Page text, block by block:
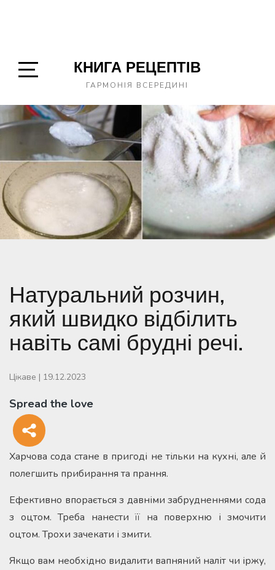
Sidebar
КНИГА РЕЦЕПТІВ
ГАРМОНІЯ ВСЕРЕДИНІ
Натуральний розчин,
який швидко відбілить
навіть самі брудні речі.
Цікаве | 19.12.2023
Spread the love
Харчова сода стане в пригоді не тільки на кухні, але й
полегшить прибирання та прання.
Ефективно впорається з давніми забрудненнями сода
з оцтом. Треба нанести її на поверхню і змочити
оцтом. Трохи зачекати і змити.
Якщо вам необхідно видалити вапняний наліт чи іржу,